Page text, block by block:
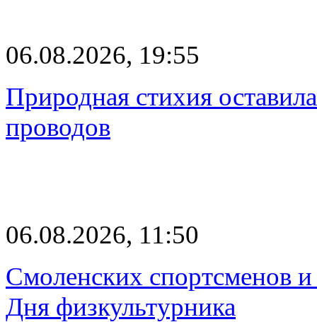
06.08.2026, 19:55
Природная стихия
проводов
06.08.2026, 11:50
Смоленских спортсменов
Дня физкультурника